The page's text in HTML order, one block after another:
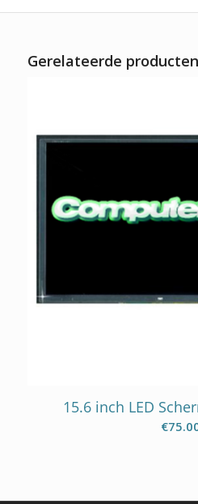
Gerelateerde producten
15.6 inch LED
€